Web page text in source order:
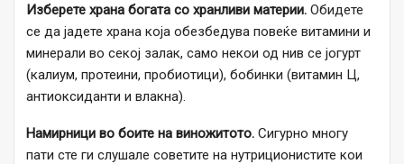
Изберете храна богата со хранливи материи. Обидете
се да јадете храна која обезбедува повеќе витамини и
минерали во секој залак, само некои од нив се јогурт
(калиум, протеини, пробиотици), бобинки (витамин Ц,
антиоксиданти и влакна).
Намирници во боите на виножитото. Сигурно многу
пати сте ги слушале советите на нутриционистите кои